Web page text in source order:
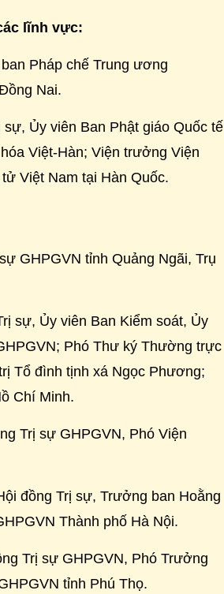
lĩnh vực:
Pháp chế Trung ương
Nai.
sự, Ủy viên Ban Phật giáo Quốc tế
Việt-Hàn; Viện trưởng Viện
Việt Nam tại Hàn Quốc.
GHPGVN tỉnh Quảng Ngãi, Trụ
sự, Ủy viên Ban Kiểm soát, Ủy
; Phó Thư ký Thường trực
Tổ đình tịnh xá Ngọc Phương;
Chí Minh.
Trị sự GHPGVN, Phó Viện
đồng Trị sự, Trưởng ban Hoằng
Thành phố Hà Nội.
Trị sự GHPGVN, Phó Trưởng
tỉnh Phú Thọ.